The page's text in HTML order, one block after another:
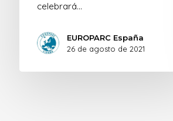
celebrará…
EUROPARC España
26 de agosto de 2021